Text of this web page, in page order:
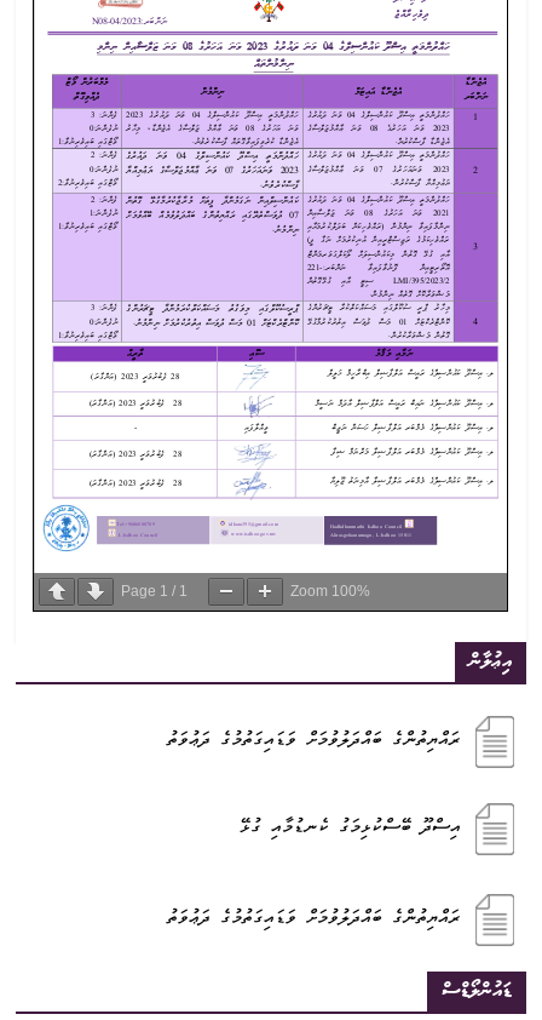
Page 1 / 1 Zoom 100%
އިޢުލާން
ރައްޔިތުންގެ ބައްދަލުވުމަށް ވަޑައިގަތުމުގެ ދަޢުވަތު
އިސްދޫ ބޭސްކުޅިމަގު ކެނޑުމާއި ގުޅޭ
ރައްޔިތުންގެ ބައްދަލުވުމަށް ވަޑައިގަތުމުގެ ދަޢުވަތު
ޑައުންލޯޑްސް